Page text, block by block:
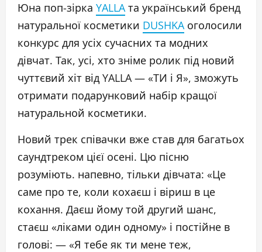
Юна поп-зірка YALLAта український бренд
натуральної косметики DUSHKAоголосили
конкурс для усіх сучасних та модних
дівчат. Так, усі, хто зніме ролик під новий
чуттєвий хіт від YALLA — «ТИ і Я», зможуть
отримати подарунковий набір кращої
натуральной косметики.
Новий трек співачки вже став для багатьох
саундтреком цієї осені. Цю пісню
розуміють. напевно, тільки дівчата: «Це
саме про те, коли кохаєш і віриш в це
кохання. Даєш йому той другий шанс,
стаєш «ліками один одному» і постійне в
голові: — «Я тебе як ти мене теж,